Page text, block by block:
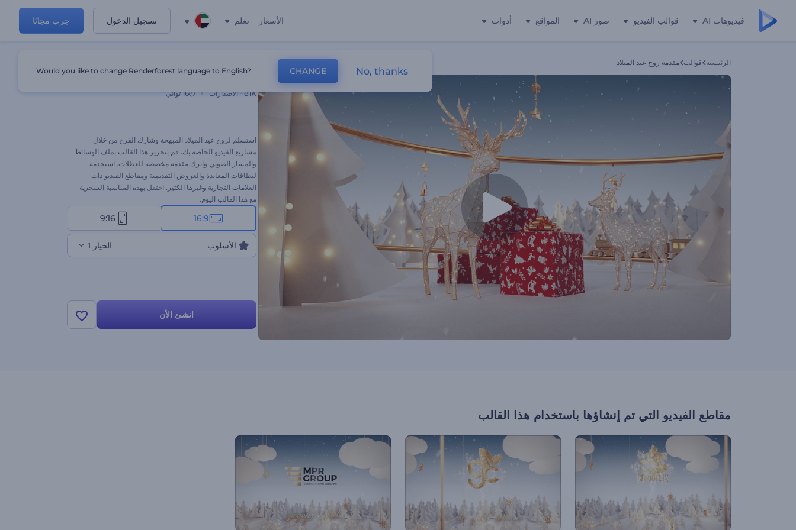
فيديوهات AI قوالب الفيديو صور AI المواقع أدوات الأسعار تعلم تسجيل الدخول جرب مجانًا
الرئيسية قوالب مقدمة روح عيد الميلاد
81K+ الاصدارات 16 ثواني
استسلم لروح عيد الميلاد المبهجة وشارك الفرح من خلال
مشاريع الفيديو الخاصة بك. قم بتحرير هذا القالب بملف الوسائط
والمسار الصوتي واترك مقدمة مخصصة للعطلات. استخدمه
لبطاقات المعايدة والعروض التقديمية ومقاطع الفيديو ذات
العلامات التجارية وغيرها الكثير. احتفل بهذه المناسبة السحرية
مع هذا القالب اليوم.
16:9
9:16
الأسلوب الخيار 1
انشئ الأن
مقاطع الفيديو التي تم إنشاؤها باستخدام هذا القالب
Would you like to change Renderforest language to English? CHANGE No, thanks